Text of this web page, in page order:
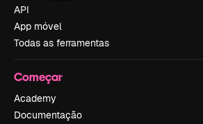
API
App móvel
Todas as ferramentas
Começar
Academy
Documentação